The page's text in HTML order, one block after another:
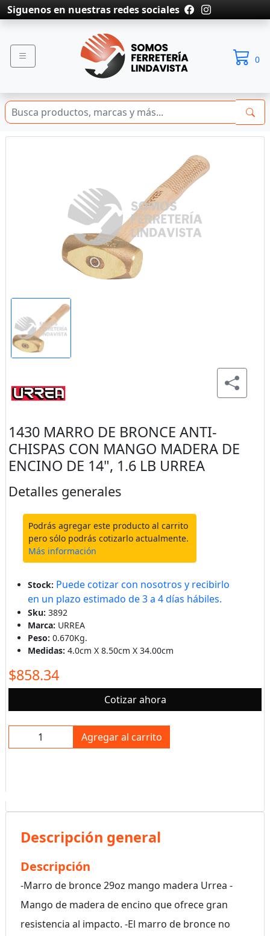
Siguenos en nuestras redes sociales
0
1430 MARRO DE BRONCE ANTI-
CHISPAS CON MANGO MADERA DE
ENCINO DE 14", 1.6 LB URREA
Detalles generales
Podrás agregar este producto al carrito
pero sólo podrás cotizarlo actualmente.
Más información
Stock: Puede cotizar con nosotros y recibirlo
en un plazo estimado de 3 a 4 días hábiles.
Sku: 3892
Marca: URREA
Peso: 0.670Kg.
Medidas: 4.0cm X 8.50cm X 34.00cm
$858.34
Cotizar ahora
Agregar al carrito
Descripción general
Descripción
-Marro de bronce 29oz mango madera Urrea -
Mango de madera de encino que ofrece gran
resistencia al impacto. -El marro de bronce no